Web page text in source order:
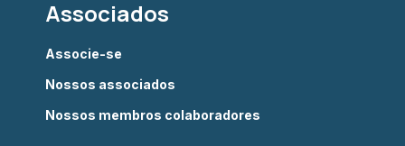
Associados
Associe-se
Nossos associados
Nossos membros colaboradores